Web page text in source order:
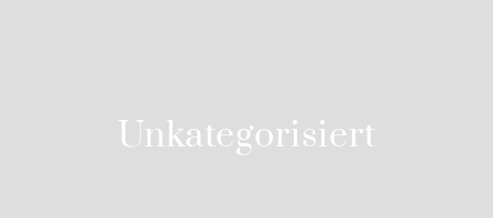
Unkategorisiert